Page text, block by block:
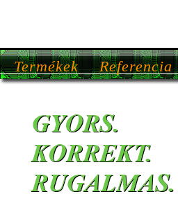
Termékek Referencia